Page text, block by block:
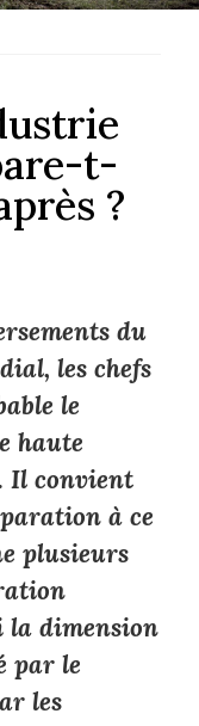
t-
?
du
les chefs
le
haute
Il convient
à ce
plusieurs
la dimension
par le
les